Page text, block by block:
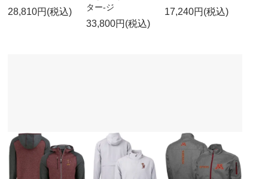
28,810円(税込)
ター-ジ
33,800円(税込)
17,240円(税込)